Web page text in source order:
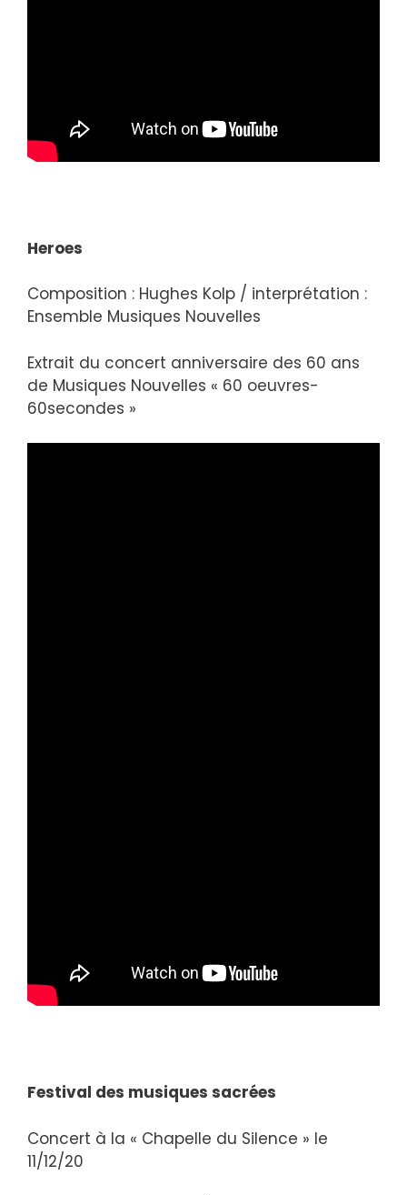
Heroes
Composition : Hughes Kolp / interprétation :
Ensemble Musiques Nouvelles
Extrait du concert anniversaire des 60 ans
de Musiques Nouvelles « 60 oeuvres-
60secondes »
Festival des musiques sacrées
Concert à la « Chapelle du Silence » le
11/12/20